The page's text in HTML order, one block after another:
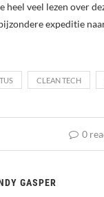
heel veel lezen over
expeditie
CLEAN TECH
0
GASPER